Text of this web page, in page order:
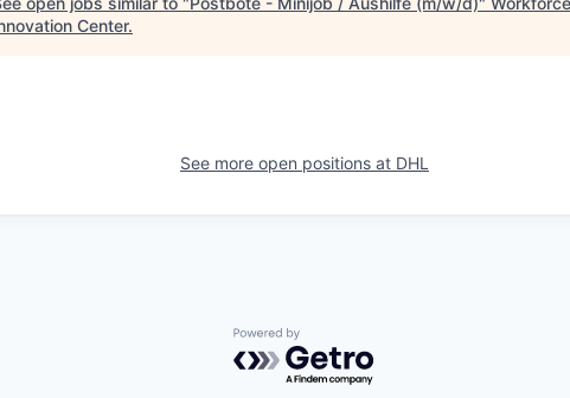
Center.
See more open positions at DHL
Powered by Getro.com